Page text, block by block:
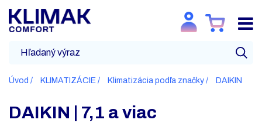
Úvod KLIMATIZÁCIE Klimatizácia podľa značky DAIKIN
DAIKIN | 7,1 a viac